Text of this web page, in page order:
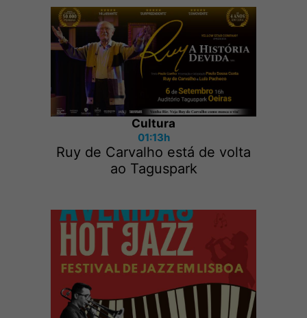
Cultura
01:13h
Ruy de Carvalho está de volta
ao Taguspark